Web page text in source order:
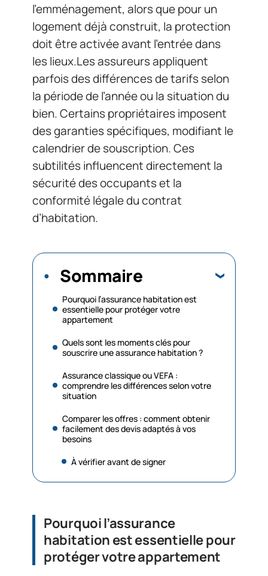
l’emménagement, alors que pour un
logement déjà construit, la protection
doit être activée avant l’entrée dans
les lieux.Les assureurs appliquent
parfois des différences de tarifs selon
la période de l’année ou la situation du
bien. Certains propriétaires imposent
des garanties spécifiques, modifiant le
calendrier de souscription. Ces
subtilités influencent directement la
sécurité des occupants et la
conformité légale du contrat
d’habitation.
Sommaire
Pourquoi l’assurance habitation est
essentielle pour protéger votre
appartement
Quels sont les moments clés pour
souscrire une assurance habitation ?
Assurance classique ou VEFA :
comprendre les différences selon votre
situation
Comparer les offres : comment obtenir
facilement des devis adaptés à vos
besoins
À vérifier avant de signer
Pourquoi l’assurance
habitation est essentielle pour
protéger votre appartement